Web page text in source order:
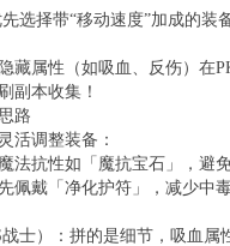
选择带“移动速度”加成的装
藏属性（如吸血、反伤）在
副本收集！
路
活调整装备：
法抗性如「魔抗宝石」，避免
佩戴「净化护符」，减少中
士）：拼的是细节，吸血属